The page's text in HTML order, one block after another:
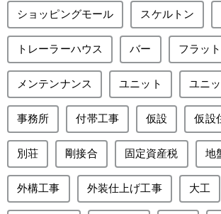
ショッピングモール スケルトン
トレーラーハウス バー フラッ
メンテンナンス ユニット ユニ
事務所 付帯工事 仮設 仮設
別荘 剛接合 固定資産税 地
外構工事 外装仕上げ工事 大工